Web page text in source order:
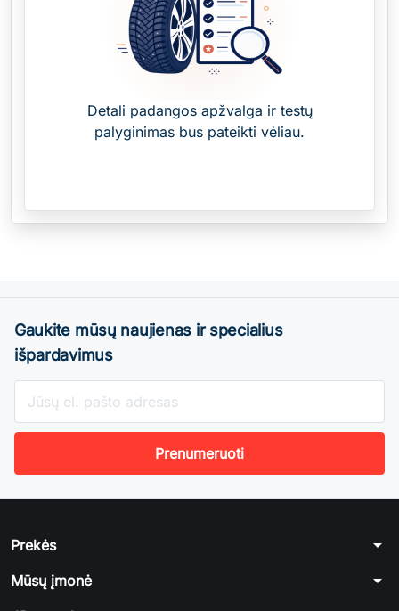
Detali padangos apžvalga ir testų
palyginimas bus pateikti vėliau.
Gaukite mūsų naujienas ir specialius
išpardavimus
Prekės arrow_drop_down
Mūsų įmonė arrow_drop_down